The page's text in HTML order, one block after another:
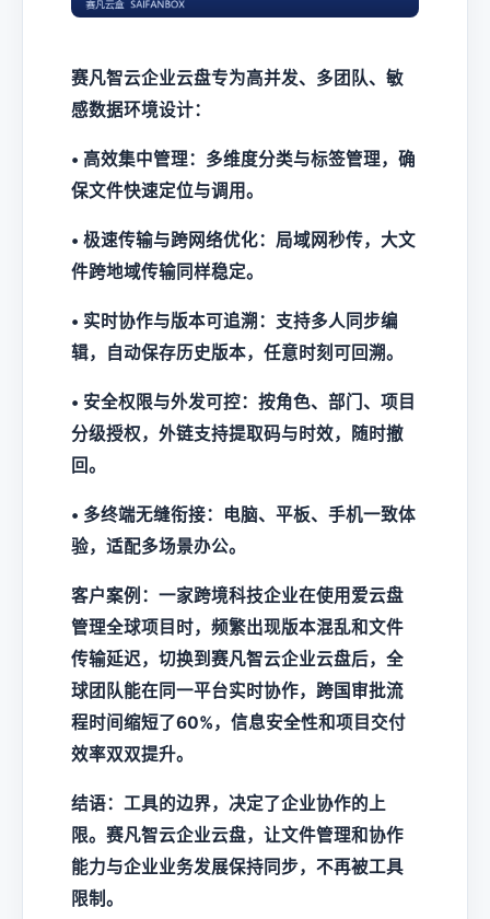
赛凡智云企业云盘专为高并发、多团队、敏
感数据环境设计：
• 高效集中管理：多维度分类与标签管理，确
保文件快速定位与调用。
• 极速传输与跨网络优化：局域网秒传，大文
件跨地域传输同样稳定。
• 实时协作与版本可追溯：支持多人同步编
辑，自动保存历史版本，任意时刻可回溯。
• 安全权限与外发可控：按角色、部门、项目
分级授权，外链支持提取码与时效，随时撤
回。
• 多终端无缝衔接：电脑、平板、手机一致体
验，适配多场景办公。
客户案例：一家跨境科技企业在使用爱云盘
管理全球项目时，频繁出现版本混乱和文件
传输延迟，切换到赛凡智云企业云盘后，全
球团队能在同一平台实时协作，跨国审批流
程时间缩短了60%，信息安全性和项目交付
效率双双提升。
结语：工具的边界，决定了企业协作的上
限。赛凡智云企业云盘，让文件管理和协作
能力与企业业务发展保持同步，不再被工具
限制。